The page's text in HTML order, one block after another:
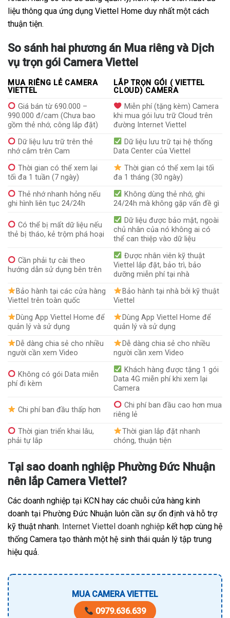
liệu thông qua ứng dụng Viettel Home duy nhất một cách
thuận tiện.
So sánh hai phương án Mua riêng và Dịch
vụ trọn gói Camera Viettel
MUA RIÊNG LẺ CAMERA
VIETTEL
LẮP TRỌN GÓI ( VIETTEL
CLOUD) CAMERA
Giá bán từ 690.000 –
990.000 đ/cam (Chưa bao
gồm thẻ nhớ, công lắp đặt)
Miễn phí (tặng kèm) Camera
khi mua gói lưu trữ Cloud trên
đường Internet Viettel
Dữ liệu lưu trữ trên thẻ
nhớ cắm trên Cam
Dữ liệu lưu trữ tại hệ thống
Data Center của Viettel
Thời gian có thể xem lại
tối đa 1 tuần (7 ngày)
Thời gian có thể xem lại tối
đa 1 tháng (30 ngày)
Thẻ nhớ nhanh hỏng nếu
ghi hình liên tục 24/24h
Không dùng thẻ nhớ, ghi
24/24h mà không gặp vấn đề gì
Có thể bị mất dữ liệu nếu
thẻ bị tháo, kẻ trộm phá hoại
Dữ liệu được bảo mật, ngoài
chủ nhân của nó không ai có
thể can thiệp vào dữ liệu
Cần phải tự cài theo
hướng dẫn sử dụng bên trên
Được nhân viên kỹ thuật
Viettel lắp đặt, bảo trì, bảo
dưỡng miễn phí tại nhà
Bảo hành tại các cửa hàng
Viettel trên toàn quốc
Bảo hành tại nhà bởi kỹ thuật
Viettel
Dùng App Viettel Home để
quản lý và sử dụng
Dùng App Viettel Home để
quản lý và sử dụng
Dễ dàng chia sẻ cho nhiều
người cần xem Video
Dễ dàng chia sẻ cho nhiều
người cần xem Video
Không có gói Data miễn
phí đi kèm
Khách hàng được tặng 1 gói
Data 4G miễn phí khi xem lại
Camera
Chi phí ban đầu thấp hơn
Chi phí ban đầu cao hơn mua
riêng lẻ
Thời gian triển khai lâu,
phải tự lắp
Thời gian lắp đặt nhanh
chóng, thuận tiện
Tại sao doanh nghiệp Phường Đức Nhuận
nên lắp Camera Viettel?
Các doanh nghiệp tại KCN hay các chuỗi cửa hàng kinh
doanh tại Phường Đức Nhuận luôn cần sự ổn định và hỗ trợ
kỹ thuật nhanh. Internet Viettel doanh nghiệp kết hợp cùng hệ
thống Camera tạo thành một hệ sinh thái quản lý tập trung
hiệu quả.
MUA CAMERA VIETTEL
0979.636.639